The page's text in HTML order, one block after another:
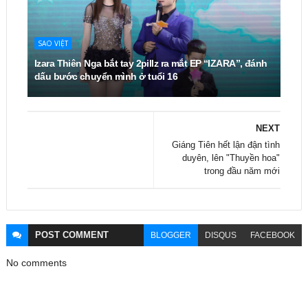
SAO VIỆT
Izara Thiên Nga bắt tay 2pillz ra mắt EP “IZARA”, đánh
dấu bước chuyển mình ở tuổi 16
NEXT
Giáng Tiên hết lận đận tình
duyên, lên "Thuyền hoa"
trong đầu năm mới
POST COMMENT BLOGGER DISQUS FACEBOOK
No comments